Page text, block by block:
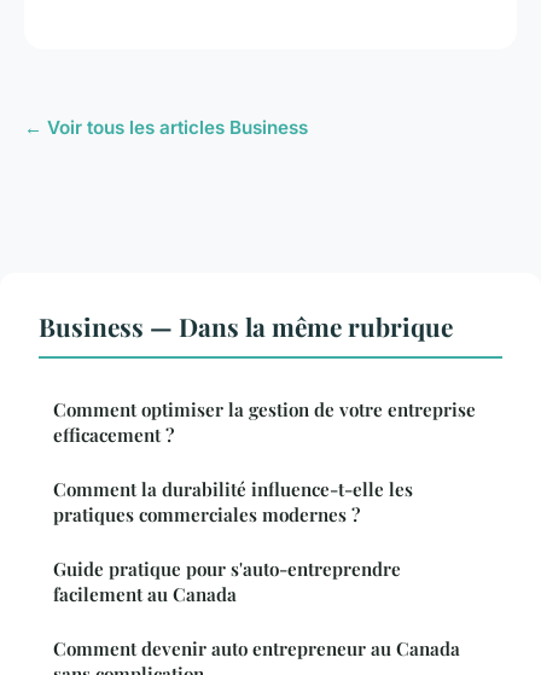
← Voir tous les articles Business
Business — Dans la même rubrique
Comment optimiser la gestion de votre entreprise
efficacement ?
Comment la durabilité influence-t-elle les
pratiques commerciales modernes ?
Guide pratique pour s'auto-entreprendre
facilement au Canada
Comment devenir auto entrepreneur au Canada